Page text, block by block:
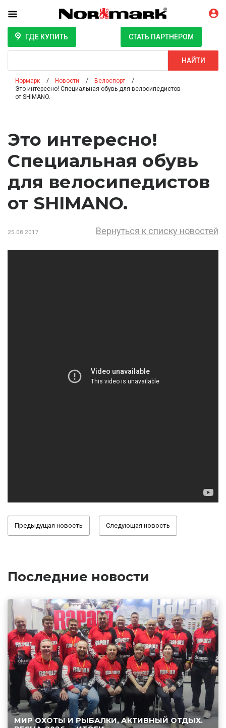
ГДЕ КУПИТЬ СТАТЬ ПАРТНЁРОМ
НАЙТИ
Нормарк Новости
Велоспорт
Это интересно! Специальная обувь для велосипедистов
от SHIMANO.
Это интересно!
Специальная обувь
для велосипедистов
от SHIMANO.
25.08.2017 Вернуться к списку новостей
Предыдущая новость Следующая новость
Последние новости
МИР ОХОТЫ И РЫБАЛКИ, АКТИВНЫЙ ОТДЫХ.